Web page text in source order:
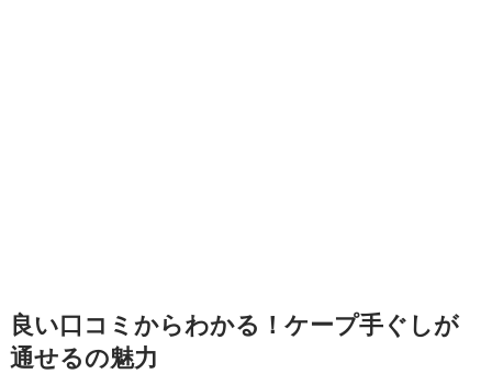
良い口コミからわかる！ケープ手ぐしが
通せるの魅力